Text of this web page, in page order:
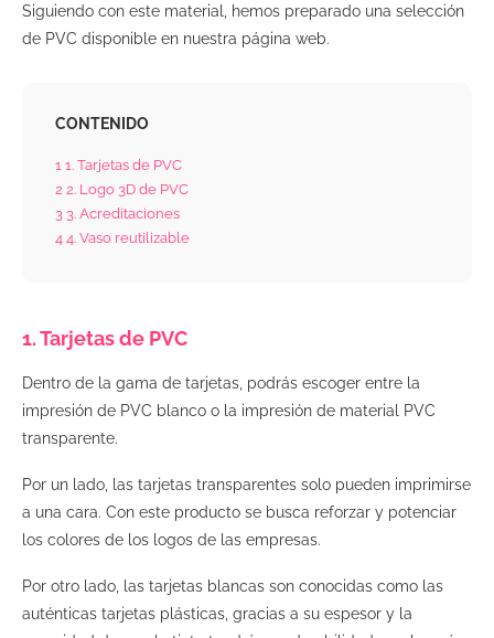
Siguiendo con este material, hemos preparado una selección
de PVC disponible en nuestra página web.
CONTENIDO
1 1. Tarjetas de PVC
2 2. Logo 3D de PVC
3 3. Acreditaciones
4 4. Vaso reutilizable
1. Tarjetas de PVC
Dentro de la gama de tarjetas, podrás escoger entre la
impresión de PVC blanco o la impresión de material PVC
transparente.
Por un lado, las tarjetas transparentes solo pueden imprimirse
a una cara. Con este producto se busca reforzar y potenciar
los colores de los logos de las empresas.
Por otro lado, las tarjetas blancas son conocidas como las
auténticas tarjetas plásticas, gracias a su espesor y la